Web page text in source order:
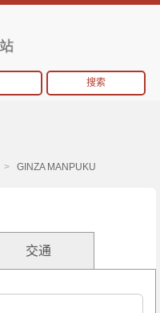
搜索
GINZA MANPUKU
交通